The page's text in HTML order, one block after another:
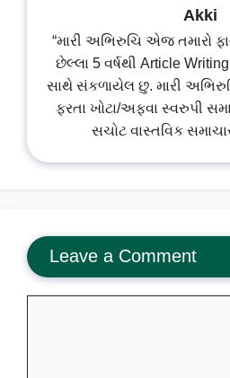
Akki
“મારી અભિરુચિ એજ તમારો
છેલ્લા 5 વર્ષથી Article
સાથે સંકળાયેલ છુ. મારી
ફરતા ખોટા/અફવા સ્વરુપી
સચોટ વાસ્તવિક
Leave a Comment